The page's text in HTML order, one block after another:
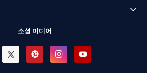
소셜 미디어